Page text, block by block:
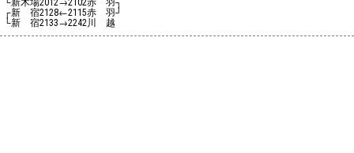
2012 2102
┌新 宿2128←2115赤 羽┘
└新 宿2133→2242川 越